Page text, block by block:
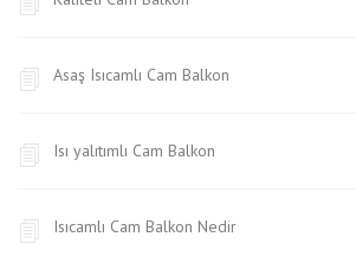
Asaş Isıcamlı Cam Balkon
Isı yalıtımlı Cam Balkon
Isıcamlı Cam Balkon Nedir